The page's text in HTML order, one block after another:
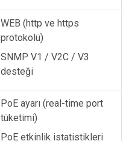
WEB (http ve https
protokolü)
SNMP V1 / V2C / V3
desteği
PoE ayarı (real-time port
tüketimi)
PoE etkinlik istatistikleri